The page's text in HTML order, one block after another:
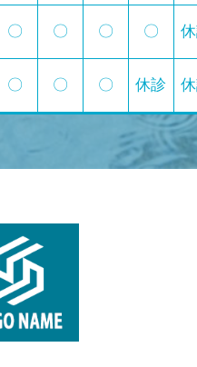
〇 〇 〇 〇
〇 〇 〇 休診